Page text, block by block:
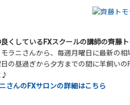
くしているFXスクールの講師の齊藤ト
ラニさんから、毎週月曜日に最新の相
の昼過ぎから夕方までの間に羊飼いの
♪
さんのFXサロンの詳細はこちら